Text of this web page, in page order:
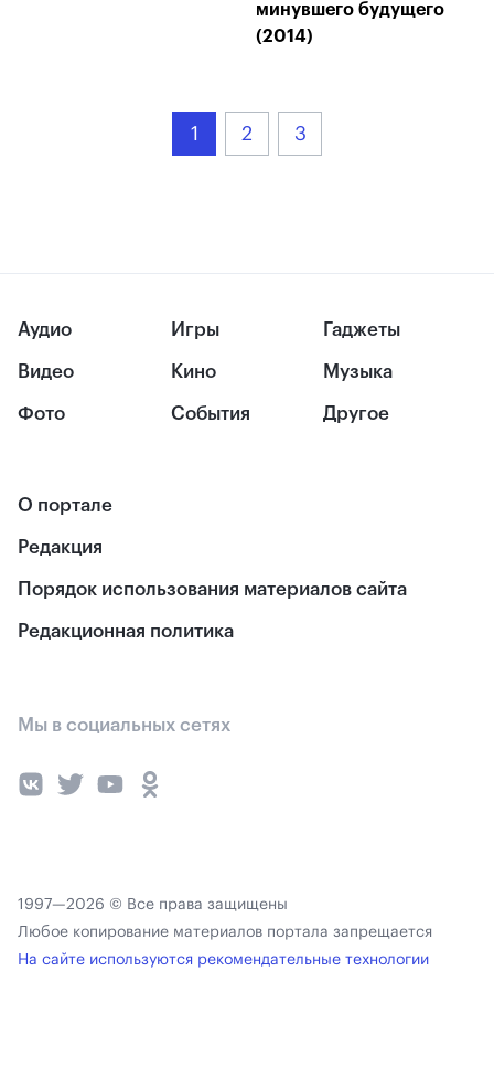
минувшего будущего
(2014)
1 2 3
Аудио
Видео
Фото
Игры
Кино
События
Гаджеты
Музыка
Другое
О портале
Редакция
Порядок использования материалов сайта
Редакционная политика
Мы в социальных сетях
1997—2026 © Все права защищены
Любое копирование материалов портала запрещается
На сайте используются рекомендательные технологии